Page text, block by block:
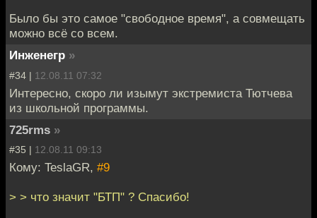
Было бы это самое "свободное время", а совмещать
можно всё со всем.
Инженегр »
#34 | 12.08.11 07:32
Интересно, скоро ли изымут экстремиста Тютчева
из школьной программы.
725rms »
#35 | 12.08.11 09:13
Кому: TeslaGR, #9
> > что значит "БТП" ? Спасибо!